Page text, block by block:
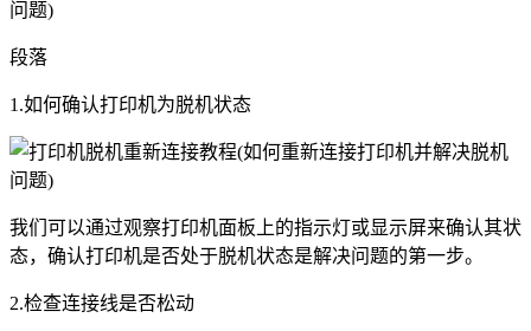
段落
1.如何确认打印机为脱机状态
我们可以通过观察打印机面板上的指示灯或显示屏来确认其状
态，确认打印机是否处于脱机状态是解决问题的第一步。
2.检查连接线是否松动